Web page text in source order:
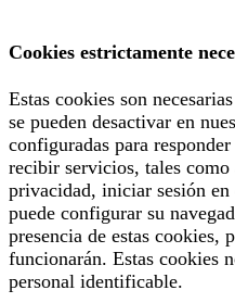
Cookies estrictamente
Estas cookies son
se pueden desactivar en
configuradas para
recibir servicios, tales como
privacidad, iniciar sesión
puede configurar su
presencia de estas cookies,
funcionarán. Estas cookies
personal identificable.